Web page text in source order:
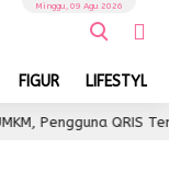
FIGUR LIFESTYLE
Minggu, 09 Agu 2026
QRIS Tembus 350